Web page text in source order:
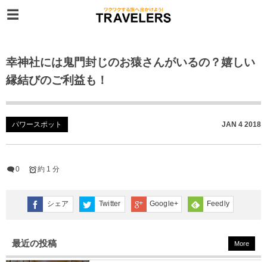
幸神社には鬼門封じのお猿さんがいるの？嬉しい
縁結びのご利益も！
パワースポット JAN 4 2018
0 約 1 分
シェア Twitter Google+ Feedly
最近の投稿 More